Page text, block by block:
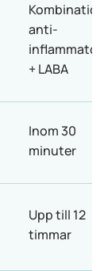
anti-
+ LABA
Inom 30
minuter
Upp till 12
timmar